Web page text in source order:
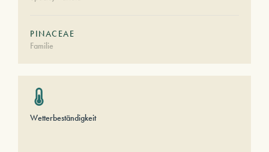
PINACEAE
Familie
Wetterbeständigkeit